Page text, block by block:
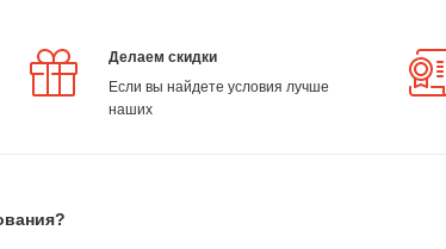
Делаем скидки
Если вы найдете условия лучше
наших